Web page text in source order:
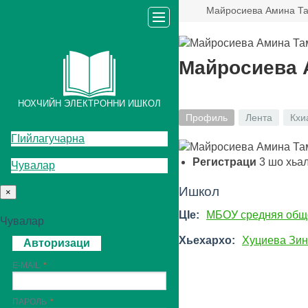
Майросиева Амина
НОХЧИЙН ЭЛЕКТРОННИ ИШКОЛ
ГIийлагучарна
Чувалар
×
Чувалар
Авторизаци
E-MAIL
ПАРОЛЬ
Майросиева
Профиль Лента
Регистраци 3 шо
Ишкол
ЦIе: МБОУ средняя
Хьехархо: Хуциева